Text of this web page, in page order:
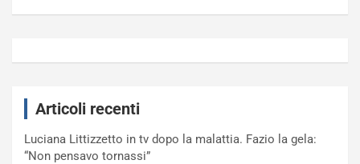
Articoli recenti
Luciana Littizzetto in tv dopo la malattia. Fazio la gela:
“Non pensavo tornassi”